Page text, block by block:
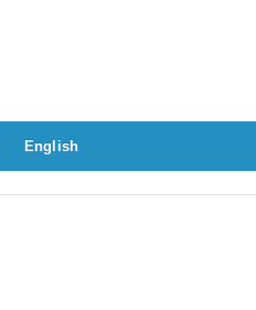
English